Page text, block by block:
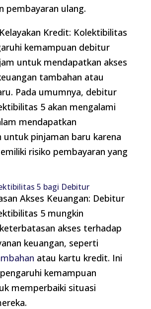
pembayaran ulang.
Kredit: Kolektibilitas
kemampuan debitur
untuk mendapatkan akses
tambahan atau
Pada umumnya, debitur
5 akan mengalami
mendapatkan
untuk pinjaman baru karena
risiko pembayaran yang
5 bagi Debitur
Akses Keuangan: Debitur
5 mungkin
akses terhadap
keuangan, seperti
atau kartu kredit. Ini
kemampuan
memperbaiki situasi